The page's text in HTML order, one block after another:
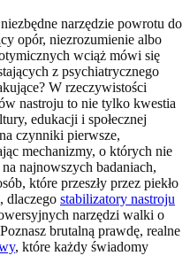
narzędzie powrotu do
opór, niezrozumienie albo
wciąż mówi się
z psychiatrycznego
W rzeczywistości
nastroju to nie tylko kwestia
edukacji i społecznej
czynniki pierwsze,
mechanizmy, o których nie
najnowszych badaniach,
które przeszły przez piekło
dlaczego stabilizatory nastroju
narzędzi walki o
brutalną prawdę, realne
, które każdy świadomy